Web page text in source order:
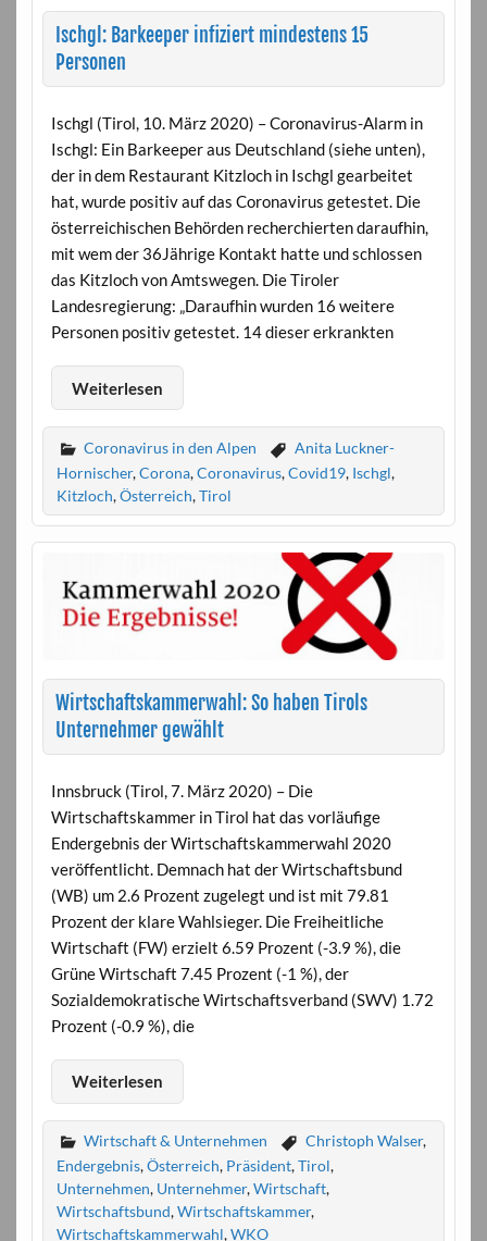
Ischgl: Barkeeper infiziert mindestens 15
Personen
Ischgl (Tirol, 10. März 2020) – Coronavirus-Alarm in
Ischgl: Ein Barkeeper aus Deutschland (siehe unten),
der in dem Restaurant Kitzloch in Ischgl gearbeitet
hat, wurde positiv auf das Coronavirus getestet. Die
österreichischen Behörden recherchierten daraufhin,
mit wem der 36Jährige Kontakt hatte und schlossen
das Kitzloch von Amtswegen. Die Tiroler
Landesregierung: „Daraufhin wurden 16 weitere
Personen positiv getestet. 14 dieser erkrankten
Weiterlesen
Coronavirus in den Alpen
Anita Luckner-
Hornischer,Corona,Coronavirus,Covid19, Ischgl,
Kitzloch,Österreich,Tirol
Wirtschaftskammerwahl: So haben Tirols
Unternehmer gewählt
Innsbruck (Tirol, 7. März 2020) – Die
Wirtschaftskammer in Tirol hat das vorläufige
Endergebnis der Wirtschaftskammerwahl 2020
veröffentlicht. Demnach hat der Wirtschaftsbund
(WB) um 2.6 Prozent zugelegt und ist mit 79.81
Prozent der klare Wahlsieger. Die Freiheitliche
Wirtschaft (FW) erzielt 6.59 Prozent (-3.9 %), die
Grüne Wirtschaft 7.45 Prozent (-1 %), der
Sozialdemokratische Wirtschaftsverband (SWV) 1.72
Prozent (-0.9 %), die
Weiterlesen
Wirtschaft & Unternehmen Christoph Walser,
Endergebnis,Österreich, Präsident,Tirol,
Unternehmen, Unternehmer,Wirtschaft,
Wirtschaftsbund,Wirtschaftskammer,
Wirtschaftskammerwahl,WKO